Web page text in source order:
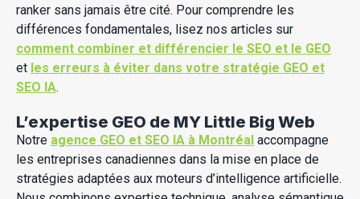
ranker sans jamais être cité. Pour comprendre les
différences fondamentales, lisez nos articles sur
comment combiner et différencier le SEO et le GEO
et les erreurs à éviter dans votre stratégie GEO et
SEO IA.
L’expertise GEO de MY Little Big Web
Notre agence GEO et SEO IA à Montréal accompagne
les entreprises canadiennes dans la mise en place de
stratégies adaptées aux moteurs d’intelligence artificielle.